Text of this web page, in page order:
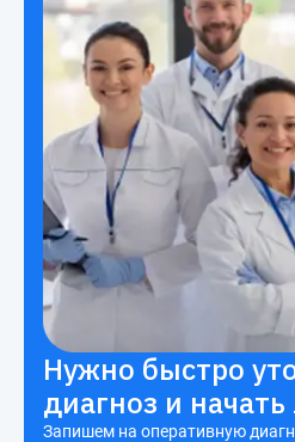
Нужно быстро
диагноз и начать
Запишем на оперативную